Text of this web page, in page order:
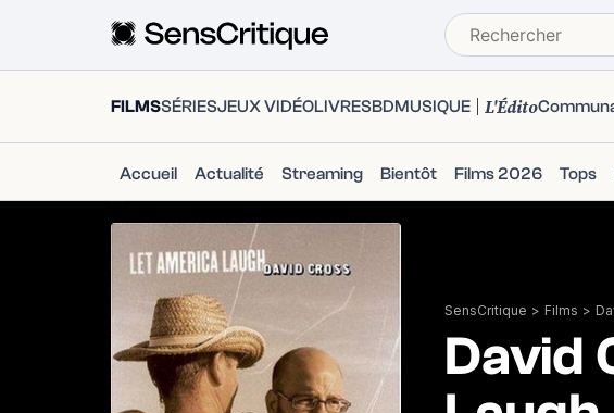
FILMSSÉRIESJEUX VIDÉOLIVRESBDMUSIQUE L'Édito
Accueil Actualité Streaming Bientôt Films 2026 Tops
SensCritique > Films >
David